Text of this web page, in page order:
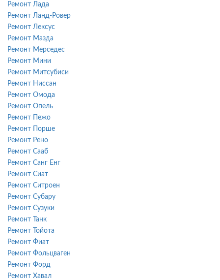
Ремонт Лада
Ремонт Ланд-Ровер
Ремонт Лексус
Ремонт Мазда
Ремонт Мерседес
Ремонт Мини
Ремонт Митсубиси
Ремонт Ниссан
Ремонт Омода
Ремонт Опель
Ремонт Пежо
Ремонт Порше
Ремонт Рено
Ремонт Сааб
Ремонт Санг Енг
Ремонт Сиат
Ремонт Ситроен
Ремонт Субару
Ремонт Сузуки
Ремонт Танк
Ремонт Тойота
Ремонт Фиат
Ремонт Фольцваген
Ремонт Форд
Ремонт Хавал